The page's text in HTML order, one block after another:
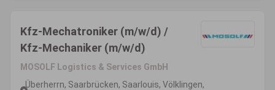
Kfz-Mechatroniker (m/w/d) /
Kfz-Mechaniker (m/w/d)
MOSOLF Logistics & Services GmbH
Überherrn, Saarbrücken, Saarlouis, Völklingen,